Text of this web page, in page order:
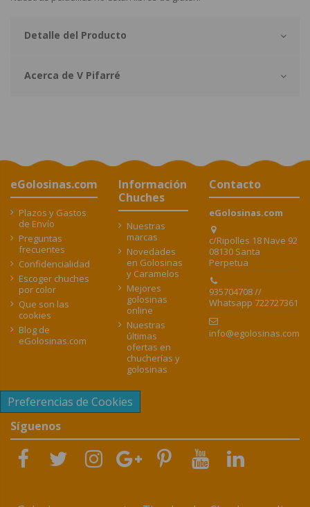
Detalle del Producto
Acerca de V Pifarré
eGolosinas.com
Plazos y Gastos
de Envío
Preguntas
frecuentes
Confidencialidad
Escoger chuches
por color
Que son las
cookies
Blog de
eGolosinas.com
Información
Chuches
Nuestras
marcas
Novedades
en Golosinas
y Caramelos
Mejores
golosinas
online
Nuestras
últimas
ofertas en
chucherías y
golosinas
Contacto
eGolosinas.com
c/Ripolles 18 Nave 92
08130 Santa
Perpetua
935704708 //
Whatsapp 722727361
info@egolosinas.com
Preferencias de Cookies
Síguenos